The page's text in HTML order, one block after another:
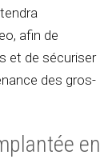
afin de
et de sécuriser
des gros-
en